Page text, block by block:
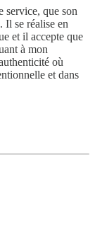
service, que son
Il se réalise en
et il accepte que
à mon
où
et dans